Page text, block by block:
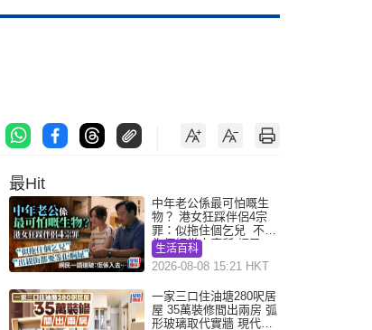
最Hit
中年老公係最可怕嘅生
物？ 港女狂踩伴侶4宗
罪：似拖住個乞兒 不解
為何經常去廁所 網民一
語道破
生活百科
2026-08-08 15:21 HKT
一家三口住油塘280呎居
屋 35萬裝修間出兩房 弧
形玻璃取代實牆 現代神